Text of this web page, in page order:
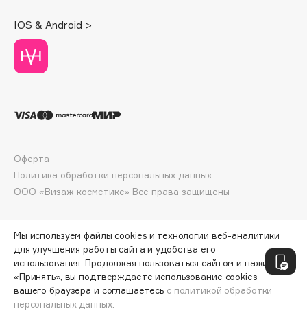
Deonica
Dessange
Dior
Dolomit
DP Daily Perfection
Dr. Vranjes Firenze
Dr.Althea
Dr.Jart+
DSD de Luxe
Dyson
ДОБАВИТЬ В КОРЗИНУ
IOS & Android >
ООО «Визаж косметикс» Все права защищены
Оферта
Политика обработки персональных данных
Мы используем файлы cookies и технологии веб-аналитики
для улучшения работы сайта и удобства его
использования. Продолжая пользоваться сайтом и нажимая
«Принять», вы подтверждаете использование cookies
вашего браузера и соглашаетесь с политикой обработки
персональных данных.